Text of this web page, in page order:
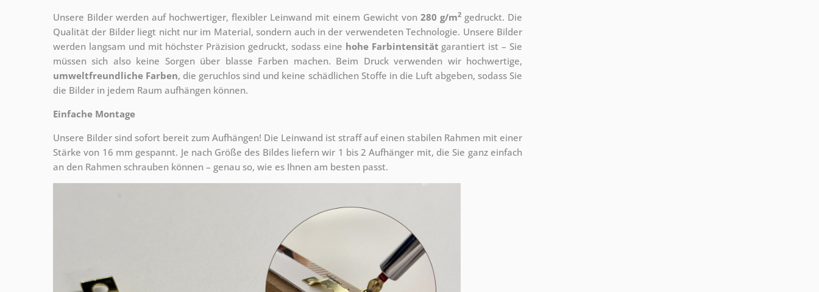
Unsere Bilder werden auf hochwertiger, flexibler Leinwand mit einem Gewicht von 280 g/m2 gedruckt. Die
Qualität der Bilder liegt nicht nur im Material, sondern auch in der verwendeten Technologie. Unsere Bilder
werden langsam und mit höchster Präzision gedruckt, sodass eine hohe Farbintensität garantiert ist – Sie
müssen sich also keine Sorgen über blasse Farben machen. Beim Druck verwenden wir hochwertige,
umweltfreundliche Farben, die geruchlos sind und keine schädlichen Stoffe in die Luft abgeben, sodass Sie
die Bilder in jedem Raum aufhängen können.
Einfache Montage
Unsere Bilder sind sofort bereit zum Aufhängen! Die Leinwand ist straff auf einen stabilen Rahmen mit einer
Stärke von 16 mm gespannt. Je nach Größe des Bildes liefern wir 1 bis 2 Aufhänger mit, die Sie ganz einfach
an den Rahmen schrauben können – genau so, wie es Ihnen am besten passt.